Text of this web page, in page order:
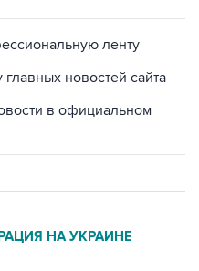
ленту
новостей сайта
в официальном
НА УКРАИНЕ